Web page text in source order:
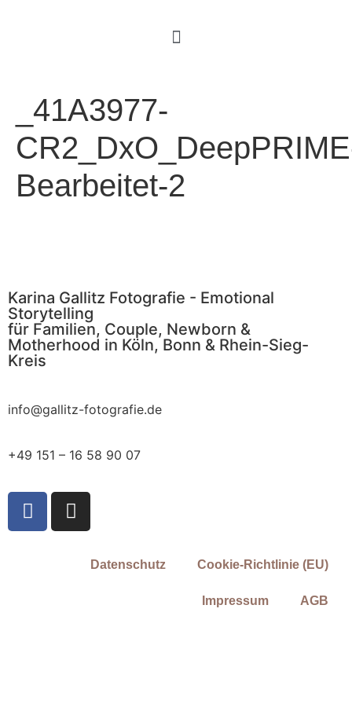
_41A3977-
Bearbeitet-2
Karina Gallitz Fotografie - Emotional
Storytelling
für Familien, Couple, Newborn &
Motherhood in Köln, Bonn & Rhein-Sieg-
Kreis
info@gallitz-fotografie.de
+49 151 – 16 58 90 07
Datenschutz Cookie-Richtlinie (EU)
Impressum AGB